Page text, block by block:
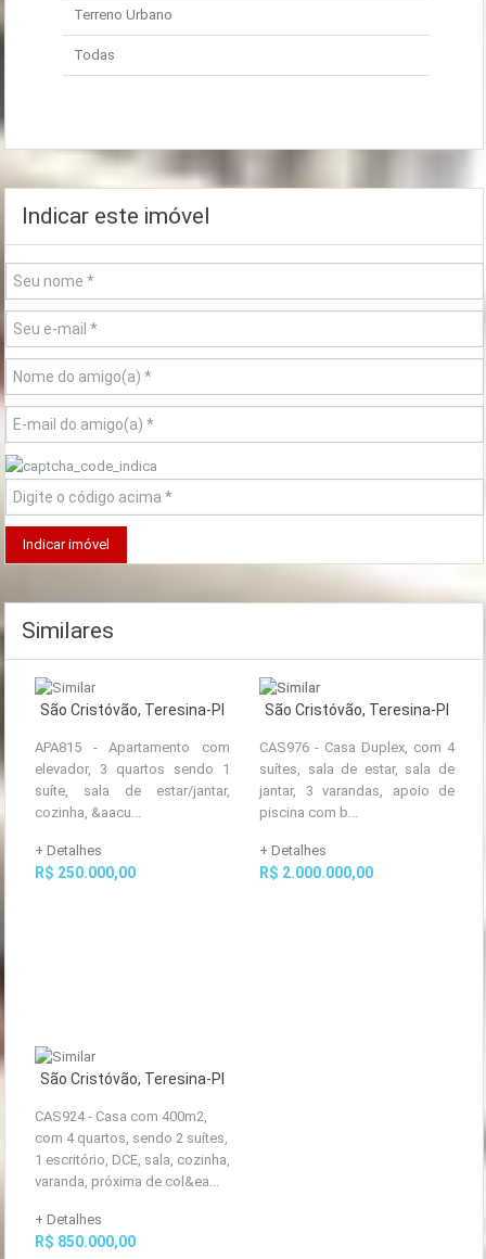
Terreno Urbano
Todas
Indicar este imóvel
Similares
São Cristóvão, Teresina-PI
APA815 - Apartamento com
elevador, 3 quartos sendo 1
suíte, sala de estar/jantar,
cozinha, &aacu...
+ Detalhes
R$ 250.000,00
São Cristóvão, Teresina-PI
CAS976 - Casa Duplex, com 4
suítes, sala de estar, sala de
jantar, 3 varandas, apoio de
piscina com b...
+ Detalhes
R$ 2.000.000,00
São Cristóvão, Teresina-PI
CAS924 - Casa com 400m2,
com 4 quartos, sendo 2 suítes,
1 escritório, DCE, sala, cozinha,
varanda, próxima de col&ea...
+ Detalhes
R$ 850.000,00